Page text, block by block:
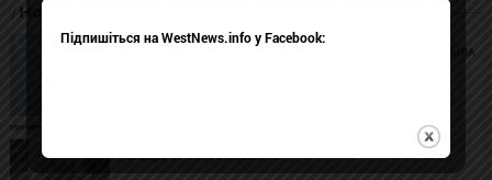
Новини з фронту
Сили оборони уразили наземні ретранслятори та місце пусків БпЛА
ГУР заявило про знищення в окупованому Криму російського
"Панцира-С1" за $15 мільйонів
Підпишіться на WestNews.info у Facebook: